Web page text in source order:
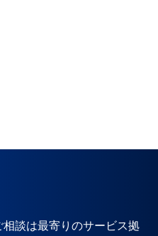
談は最寄りのサービス拠